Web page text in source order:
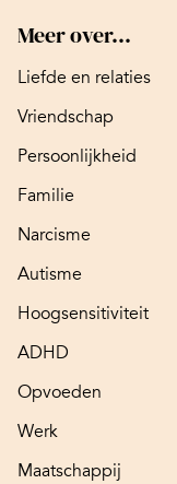
Meer over...
Liefde en relaties
Vriendschap
Persoonlijkheid
Familie
Narcisme
Autisme
Hoogsensitiviteit
ADHD
Opvoeden
Werk
Maatschappij